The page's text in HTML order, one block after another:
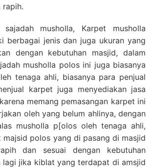
rapih.
musholla, Karpet musholla
berbagai jenis dan juga ukuran yang
dengan kebutuhan masjid, dalam
musholla polos ini juga biasanya
tenaga ahli, biasanya para penjual
karpet juga menyediakan jasa
memang pemasangan karpet ini
oleh yang belum ahlinya, dengan
musholla p[olos oleh tenaga ahli,
majsid polos yang di pasang di masjid
dan sesuai dengan kebutuhan
lagi jika kiblat yang terdapat di amsjid